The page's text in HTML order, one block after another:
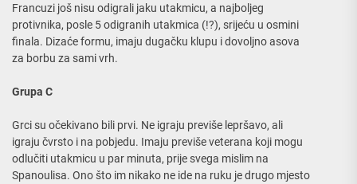
Francuzi još nisu odigrali jaku utakmicu, a najboljeg
protivnika, posle 5 odigranih utakmica (!?), srijeću u osmini
finala. Dizaće formu, imaju dugačku klupu i dovoljno asova
za borbu za sami vrh.
Grupa C
Grci su očekivano bili prvi. Ne igraju previše lepršavo, ali
igraju čvrsto i na pobjedu. Imaju previše veterana koji mogu
odlučiti utakmicu u par minuta, prije svega mislim na
Spanoulisa. Ono što im nikako ne ide na ruku je drugo mjesto